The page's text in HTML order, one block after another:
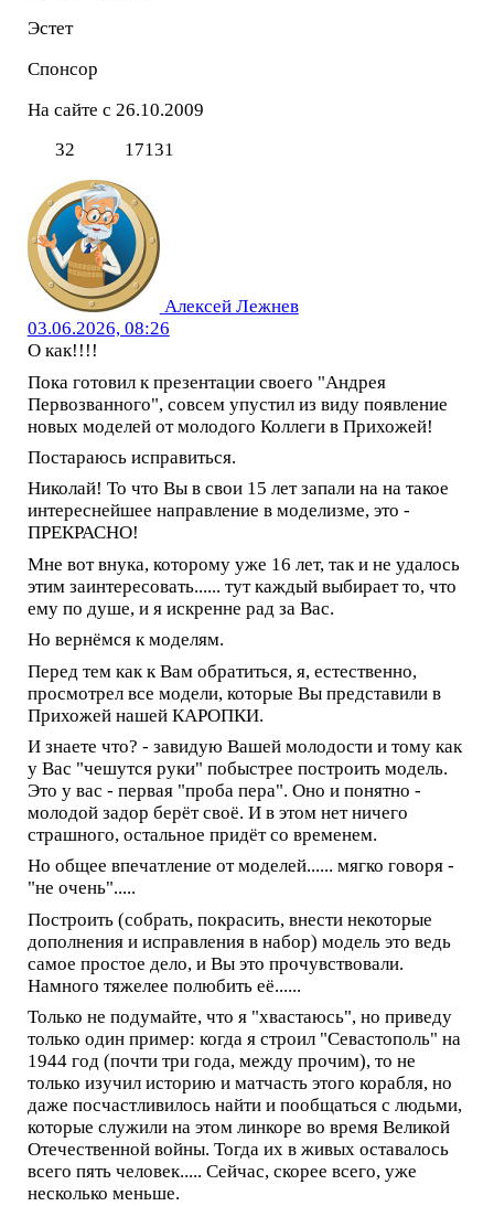
Эстет
Спонсор
На сайте с 26.10.2009
32
17131
Алексей Лежнев
03.06.2026, 08:26
О как!!!!
Пока готовил к презентации своего "Андрея
Первозванного", совсем упустил из виду появление
новых моделей от молодого Коллеги в Прихожей!
Постараюсь исправиться.
Николай! То что Вы в свои 15 лет запали на на такое
интереснейшее направление в моделизме, это -
ПРЕКРАСНО!
Мне вот внука, которому уже 16 лет, так и не удалось
этим заинтересовать...... тут каждый выбирает то, что
ему по душе, и я искренне рад за Вас.
Но вернёмся к моделям.
Перед тем как к Вам обратиться, я, естественно,
просмотрел все модели, которые Вы представили в
Прихожей нашей КАРОПКИ.
И знаете что? - завидую Вашей молодости и тому как
у Вас "чешутся руки" побыстрее построить модель.
Это у вас - первая "проба пера". Оно и понятно -
молодой задор берёт своё. И в этом нет ничего
страшного, остальное придёт со временем.
Но общее впечатление от моделей...... мягко говоря -
"не очень".....
Построить (собрать, покрасить, внести некоторые
дополнения и исправления в набор) модель это ведь
самое простое дело, и Вы это прочувствовали.
Намного тяжелее полюбить её......
Только не подумайте, что я "хвастаюсь", но приведу
только один пример: когда я строил "Севастополь" на
1944 год (почти три года, между прочим), то не
только изучил историю и матчасть этого корабля, но
даже посчастливилось найти и пообщаться с людьми,
которые служили на этом линкоре во время Великой
Отечественной войны. Тогда их в живых оставалось
всего пять человек..... Сейчас, скорее всего, уже
несколько меньше.